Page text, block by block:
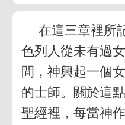
在這三章裡所
色列人從未有過
間，神興起一個
的士師。關於這
聖經裡，每當神